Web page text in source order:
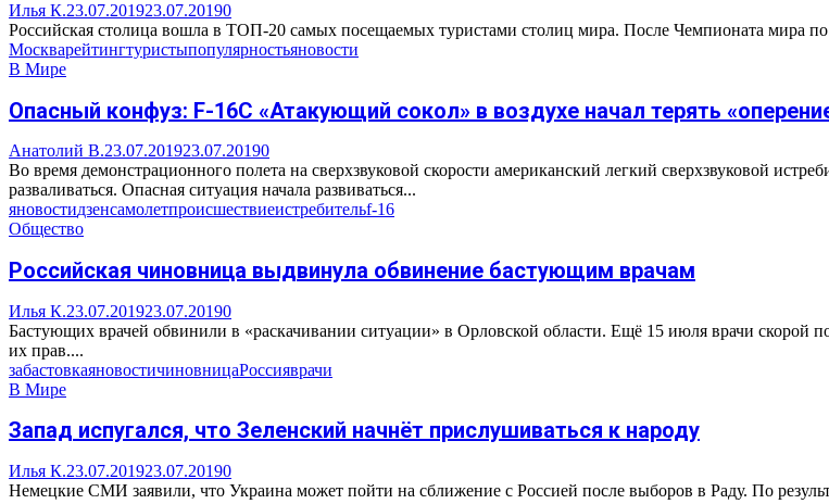
Илья К.23.07.201923.07.20190
Российская столица вошла в ТОП-20 самых посещаемых туристами столиц мира. После Чемпионата мира
Москварейтингтуристыпопулярностьяновости
В Мире
Опасный конфуз: F-16С «Атакующий сокол» в воздухе начал терять
Анатолий В.23.07.201923.07.20190
Во время демонстрационного полета на сверхзвуковой скорости американский легкий сверхзвуковой
разваливаться. Опасная ситуация начала развиваться...
яновостидзенсамолетпроисшествиеистребительf-16
Общество
Российская чиновница выдвинула обвинение бастующим врачам
Илья К.23.07.201923.07.20190
Бастующих врачей обвинили в «раскачивании ситуации» в Орловской области. Ещё 15 июля врачи скорой
их прав....
забастовкаяновостичиновницаРоссияврачи
В Мире
Запад испугался, что Зеленский начнёт прислушиваться к народу
Илья К.23.07.201923.07.20190
Немецкие СМИ заявили, что Украина может пойти на сближение с Россией после выборов в Раду. По